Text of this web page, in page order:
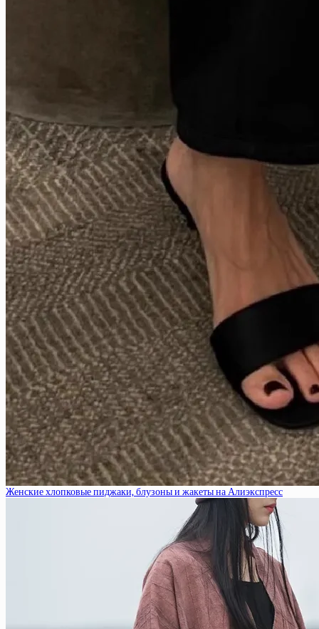
Женские хлопковые пиджаки, блузоны и жакеты на Алиэкспресс